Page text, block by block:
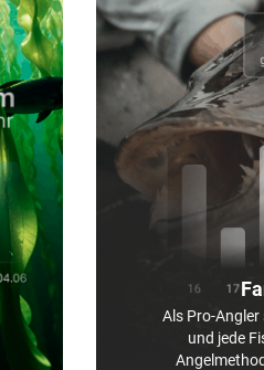
Als Pro-
und jede